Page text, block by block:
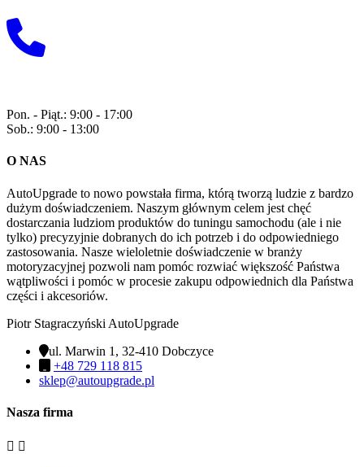
Pon. - Piąt.: 9:00 - 17:00
Sob.: 9:00 - 13:00
O NAS
AutoUpgrade to nowo powstała firma, którą tworzą ludzie z bardzo
dużym doświadczeniem. Naszym głównym celem jest chęć
dostarczania ludziom produktów do tuningu samochodu (ale i nie
tylko) precyzyjnie dobranych do ich potrzeb i do odpowiedniego
zastosowania. Nasze wieloletnie doświadczenie w branży
motoryzacyjnej pozwoli nam pomóc rozwiać większość Państwa
wątpliwości i pomóc w procesie zakupu odpowiednich dla Państwa
części i akcesoriów.
Piotr Stagraczyński AutoUpgrade
ul. Marwin 1, 32-410 Dobczyce
+48 729 118 815
sklep@autoupgrade.pl
Nasza firma
 